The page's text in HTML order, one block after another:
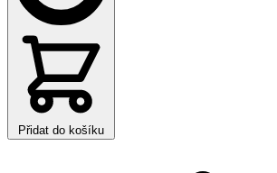
Přidat do košíku